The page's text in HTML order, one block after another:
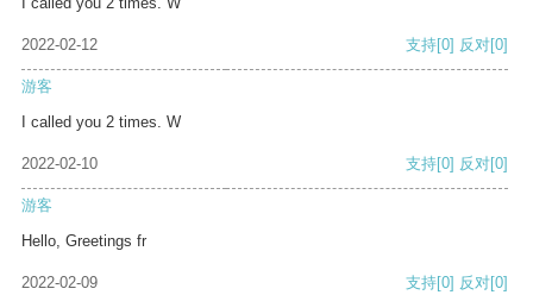
2022-02-12 支持[0] 反对[0]
游客
I called you 2 times. W
2022-02-10 支持[0] 反对[0]
游客
Hello, Greetings fr
2022-02-09 支持[0] 反对[0]